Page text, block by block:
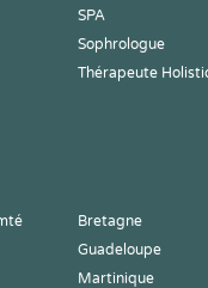
SPA
Sophrologue
Thérapeute
Bretagne
Guadeloupe
Martinique